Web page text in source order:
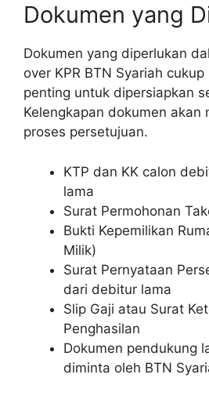
Dokumen yang
Dokumen yang diperlukan
over KPR BTN Syariah
penting untuk dipersiapkan
Kelengkapan dokumen akan
proses persetujuan.
KTP dan KK calon
lama
Surat Permohonan
Bukti Kepemilikan
Milik)
Surat Pernyataan
dari debitur lama
Slip Gaji atau Surat
Penghasilan
Dokumen pendukung
diminta oleh BTN